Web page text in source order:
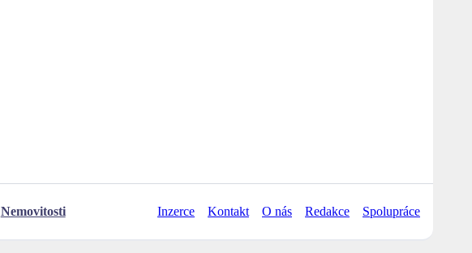
Nemovitosti Inzerce Kontakt O nás Redakce Spolupráce